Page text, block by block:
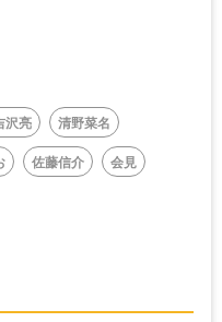
沢亮
清野菜名
佐藤信介
会見